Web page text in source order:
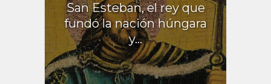
San Esteban, el rey que
fundó la nación húngara
y...